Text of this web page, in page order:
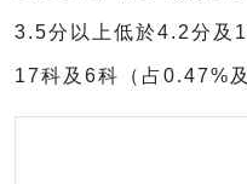
3.5分以上低於4.2分及 1
17科及 6科（占0.47% 及